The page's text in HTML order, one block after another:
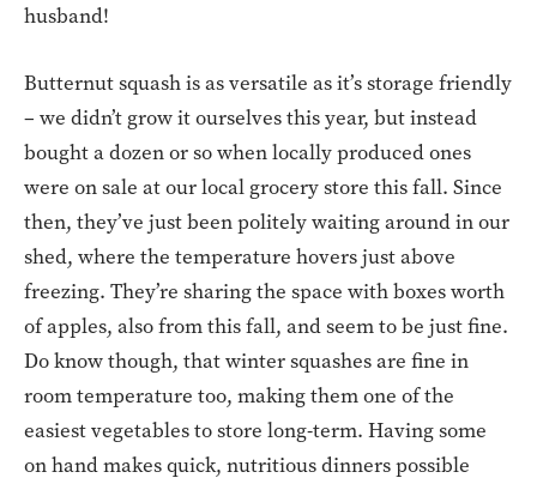
husband!
Butternut squash is as versatile as it’s storage friendly
– we didn’t grow it ourselves this year, but instead
bought a dozen or so when locally produced ones
were on sale at our local grocery store this fall. Since
then, they’ve just been politely waiting around in our
shed, where the temperature hovers just above
freezing. They’re sharing the space with boxes worth
of apples, also from this fall, and seem to be just fine.
Do know though, that winter squashes are fine in
room temperature too, making them one of the
easiest vegetables to store long-term. Having some
on hand makes quick, nutritious dinners possible